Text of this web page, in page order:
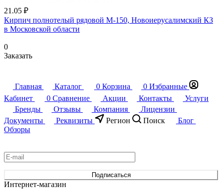
21.05 ₽
Кирпич полнотелый рядовой М-150, Новоиерусалимский КЗ
в Московской области
0
Заказать
Главная Каталог 0 Корзина 0 Избранные
Кабинет
0 Сравнение Акции Контакты
Услуги
Бренды
Отзывы Компания
Лицензии
Документы
Реквизиты Регион Поиск
Блог
Обзоры
Подписаться
Интернет-магазин